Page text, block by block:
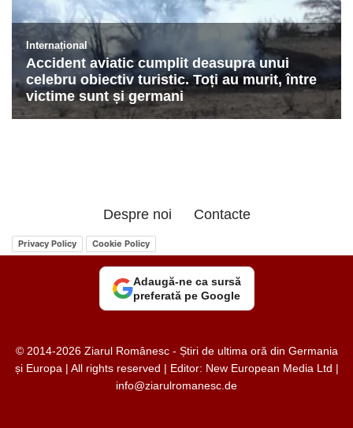
Despre noi Contacte
Privacy Policy Cookie Policy
Adaugă-ne ca sursă
preferată pe Google
© 2014-2026 Ziarul Românesc - Știri de ultima oră din Germania
și Europa | All rights reserved | Editor: New European Media Ltd |
info@ziarulromanesc.de